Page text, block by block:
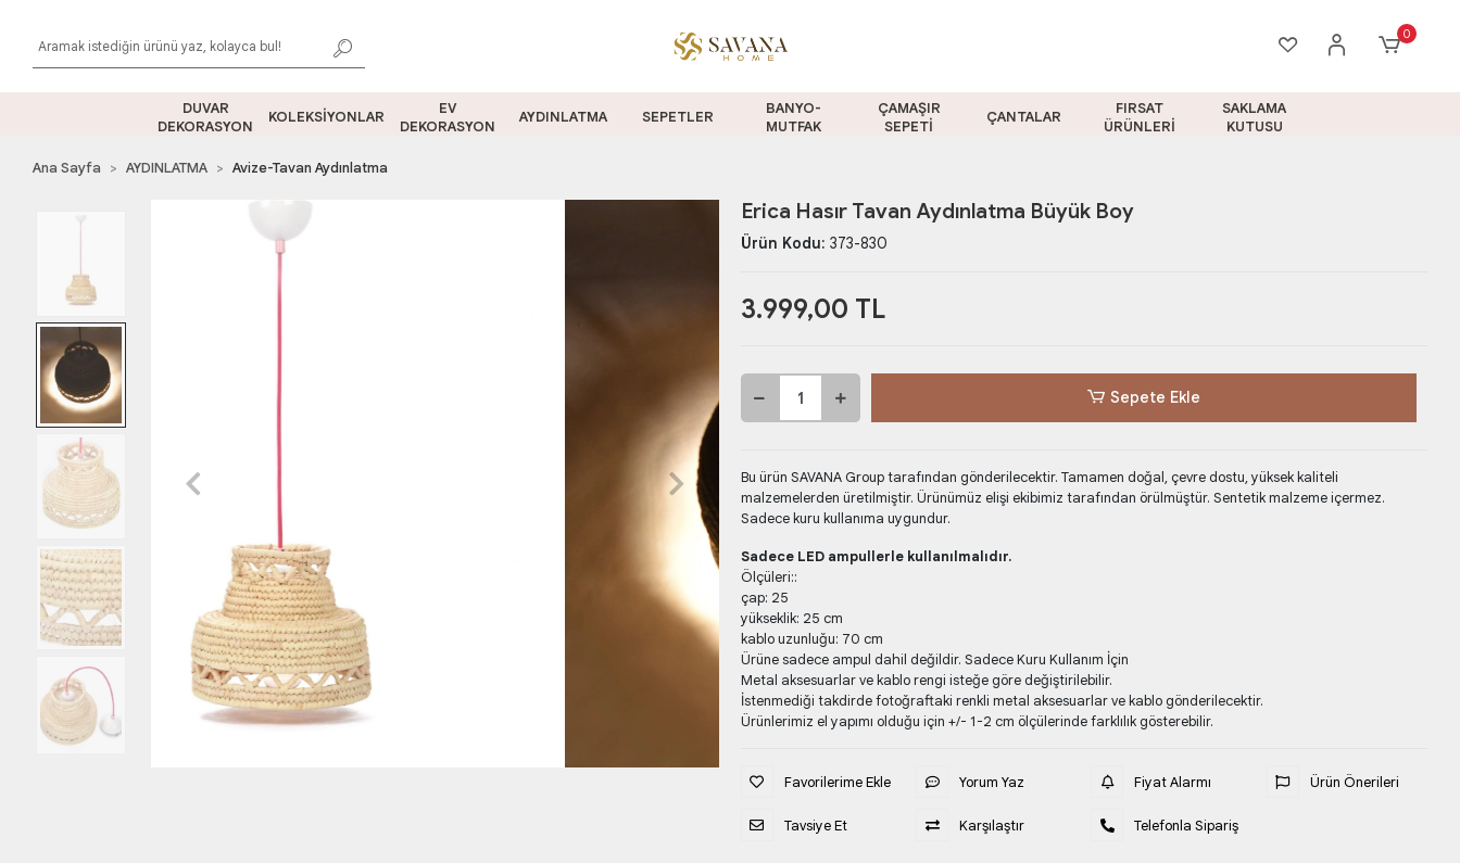
0
DUVAR
DEKORASYON
KOLEKSİYONLAR
EV
DEKORASYON
AYDINLATMA SEPETLER
BANYO-
MUTFAK
ÇAMAŞIR
SEPETİ
ÇANTALAR
FIRSAT
ÜRÜNLERİ
SAKLAMA
KUTUSU
Ana Sayfa AYDINLATMA Avize-Tavan Aydınlatma
Erica Hasır Tavan Aydınlatma Büyük Boy
Ürün Kodu: 373-830
3.999,00 TL
Sepete Ekle
Bu ürün SAVANA Group tarafından gönderilecektir. Tamamen doğal, çevre dostu, yüksek kaliteli
malzemelerden üretilmiştir. Ürünümüz elişi ekibimiz tarafından örülmüştür. Sentetik malzeme içermez.
Sadece kuru kullanıma uygundur.
Sadece LED ampullerle kullanılmalıdır.
Ölçüleri::
çap: 25
yükseklik: 25 cm
kablo uzunluğu: 70 cm
Ürüne sadece ampul dahil değildir. Sadece Kuru Kullanım İçin
Metal aksesuarlar ve kablo rengi isteğe göre değiştirilebilir.
İstenmediği takdirde fotoğraftaki renkli metal aksesuarlar ve kablo gönderilecektir.
Ürünlerimiz el yapımı olduğu için +/- 1-2 cm ölçülerinde farklılık gösterebilir.
Favorilerime Ekle
Tavsiye Et
Yorum Yaz
Karşılaştır
Fiyat Alarmı
Telefonla Sipariş
Ürün Önerileri